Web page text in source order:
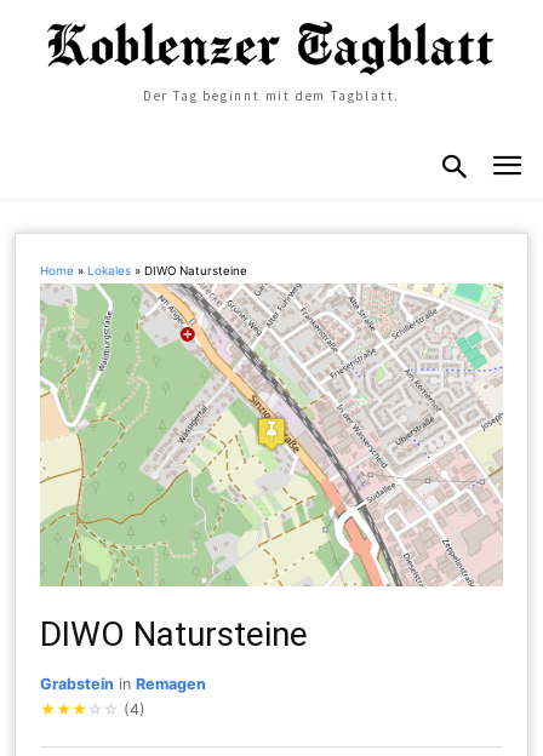
Der Tag beginnt mit dem Tagblatt.
Home »Lokales »DIWO Natursteine
DIWO Natursteine
Grabstein inRemagen
★★★ ☆ ☆ (4)